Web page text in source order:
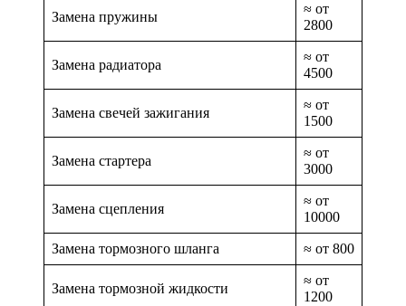
Замена пружины
≈ от
2800
Замена радиатора
≈ от
4500
Замена свечей зажигания
≈ от
1500
Замена стартера
≈ от
3000
Замена сцепления
≈ от
10000
Замена тормозного шланга ≈ от 800
Замена тормозной жидкости
≈ от
1200